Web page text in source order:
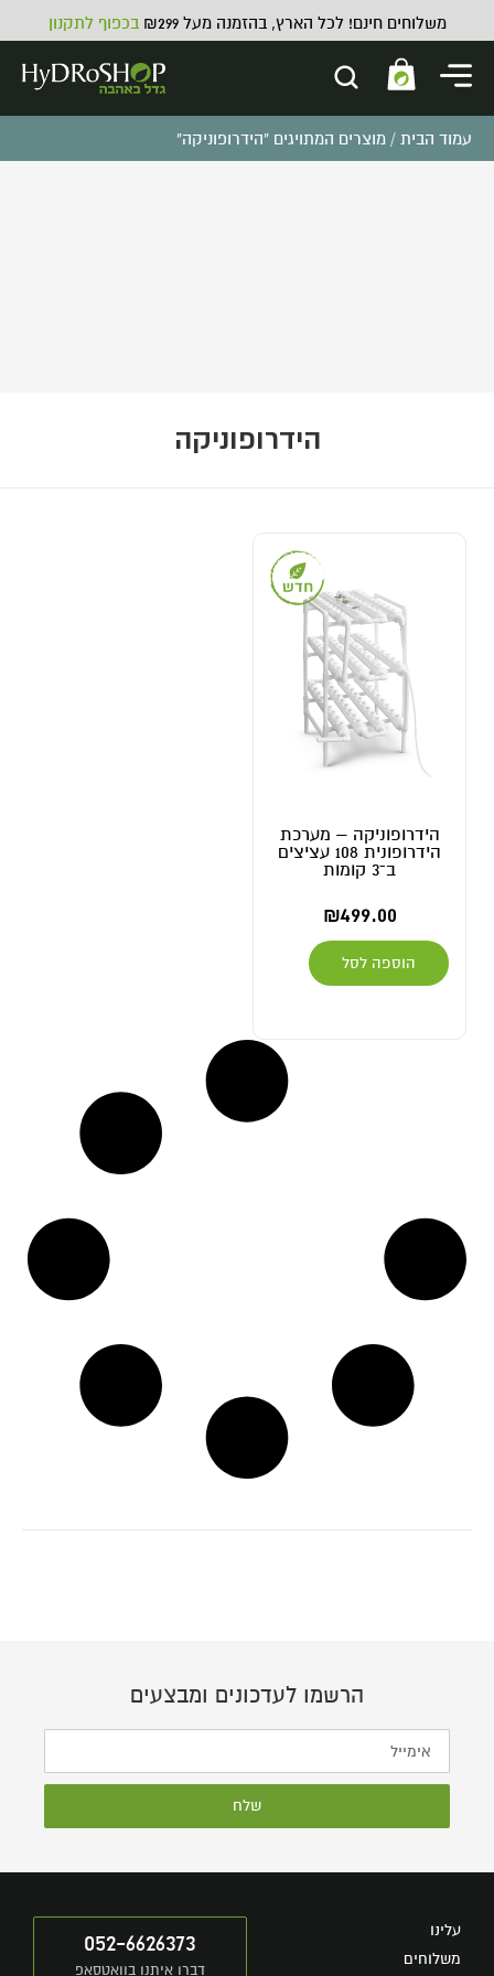
משלוחים חינם! לכל הארץ, בהזמנה מעל ₪299 בכפוף לתקנון
עמוד הבית / מוצרים המתויגים “הידרופוניקה”
הידרופוניקה
הידרופוניקה – מערכת
הידרופונית 108 עציצים
ב־3 קומות
₪499.00
הוספה לסל
הרשמו לעדכונים ומבצעים
שלח
עלינו
משלוחים
052-6626373
דברו איתנו בוואטסאפ